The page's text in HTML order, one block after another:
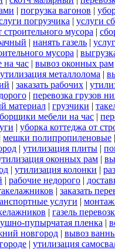
| погрузка вагонов |
погрузчика | услуги
строительного мусора |
| нанять газель |
мусора |
на час | вывоз оконных рам
утилизация металлолома |
| заказать рабочих |
| перевозка грузов
материал | грузчики |
мебели на час |
| уборка коттеджа от
мешки полипропиленовые
| утилизация плиты |
оконных рам |
| утилизация колонки |
| рабочие недорого |
| заказать
услуги |
| газель
пупырчатая пленка |
новгород | вывоз
| утилизация